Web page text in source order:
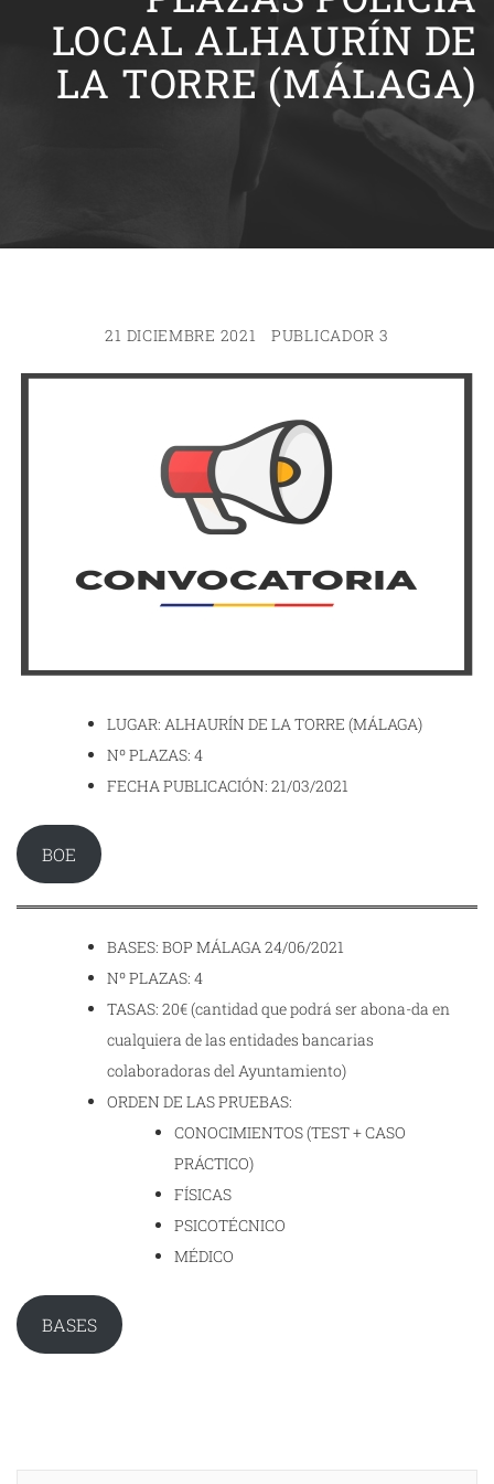
LOCAL ALHAURÍN DE
LA TORRE (MÁLAGA)
21 DICIEMBRE 2021 PUBLICADOR 3
LUGAR: ALHAURÍN DE LA TORRE (MÁLAGA)
Nº PLAZAS: 4
FECHA PUBLICACIÓN: 21/03/2021
BOE
BASES: BOP MÁLAGA 24/06/2021
Nº PLAZAS: 4
TASAS: 20€ (cantidad que podrá ser abona-da en
cualquiera de las entidades bancarias
colaboradoras del Ayuntamiento)
ORDEN DE LAS PRUEBAS:
CONOCIMIENTOS (TEST + CASO
PRÁCTICO)
FÍSICAS
PSICOTÉCNICO
MÉDICO
BASES